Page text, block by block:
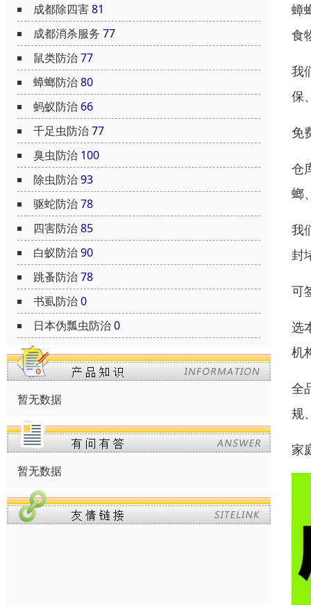
成都除四害81
成都消杀服务 77
鼠类防治77
蟑螂防治80
蚂蚁防治 66
千足虫防治77
臭虫防治 100
除虫防治93
驱蛇防治78
四害防治85
白蚁防治90
跳蚤防治78
书虱防治0
日本伪瓢虫防治0
暂无数据
暂无数据
蟑
食
我
保
免
仓
螂
我
封
可
选
机
全
规
家